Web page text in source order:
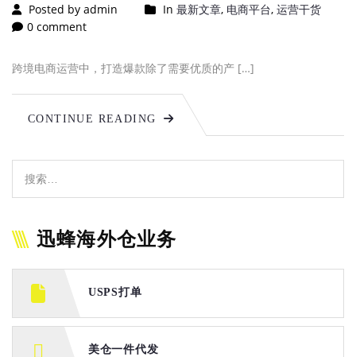
Posted by admin In 最新文章, 电商平台, 运营干货
0 comment
跨境电商运营中，打造爆款除了需要优质的产 […]
CONTINUE READING
迅蜂海外仓业务
USPS打单
美仓一件代发